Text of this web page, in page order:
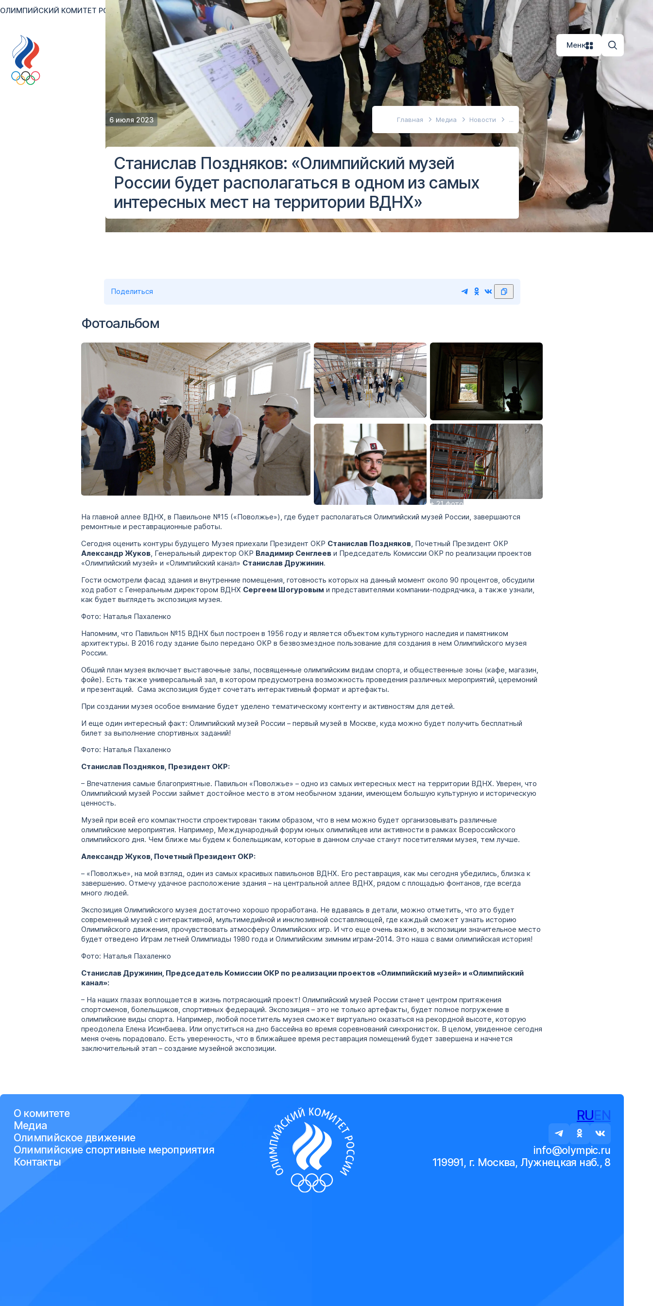
ОЛИМПИЙСКИЙ КОМИТЕТ РОССИИRU EN Версия для слабовидящих
Меню
6 июля 2023 Главная Медиа Новости
Станислав Поздняков: «Олимпийский музей
России будет располагаться в одном из самых
интересных мест на территории ВДНХ»
Поделиться
Фотоальбом
+ 21 фото
На главной аллее ВДНХ, в Павильоне №15 («Поволжье»), где будет располагаться Олимпийский музей России, завершаются
ремонтные и реставрационные работы.
Сегодня оценить контуры будущего Музея приехали Президент ОКР Станислав Поздняков, Почетный Президент ОКР
Александр Жуков, Генеральный директор ОКР Владимир Сенглеев и Председатель Комиссии ОКР по реализации проектов
«Олимпийский музей» и «Олимпийский канал» Станислав Дружинин.
Гости осмотрели фасад здания и внутренние помещения, готовность которых на данный момент около 90 процентов, обсудили
ход работ с Генеральным директором ВДНХ Сергеем Шогуровым и представителями компании-подрядчика, а также узнали,
как будет выглядеть экспозиция музея.
Фото: Наталья Пахаленко
Напомним, что Павильон №15 ВДНХ был построен в 1956 году и является объектом культурного наследия и памятником
архитектуры. В 2016 году здание было передано ОКР в безвозмездное пользование для создания в нем Олимпийского музея
России.
Общий план музея включает выставочные залы, посвященные олимпийским видам спорта, и общественные зоны (кафе, магазин,
фойе). Есть также универсальный зал, в котором предусмотрена возможность проведения различных мероприятий, церемоний
и презентаций. Сама экспозиция будет сочетать интерактивный формат и артефакты.
При создании музея особое внимание будет уделено тематическому контенту и активностям для детей.
И еще один интересный факт: Олимпийский музей России – первый музей в Москве, куда можно будет получить бесплатный
билет за выполнение спортивных заданий!
Фото: Наталья Пахаленко
Станислав Поздняков, Президент ОКР:
– Впечатления самые благоприятные. Павильон «Поволжье» – одно из самых интересных мест на территории ВДНХ. Уверен, что
Олимпийский музей России займет достойное место в этом необычном здании, имеющем большую культурную и историческую
ценность.
Музей при всей его компактности спроектирован таким образом, что в нем можно будет организовывать различные
олимпийские мероприятия. Например, Международный форум юных олимпийцев или активности в рамках Всероссийского
олимпийского дня. Чем ближе мы будем к болельщикам, которые в данном случае станут посетителями музея, тем лучше.
Александр Жуков, Почетный Президент ОКР:
– «Поволжье», на мой взгляд, один из самых красивых павильонов ВДНХ. Его реставрация, как мы сегодня убедились, близка к
завершению. Отмечу удачное расположение здания – на центральной аллее ВДНХ, рядом с площадью фонтанов, где всегда
много людей.
Экспозиция Олимпийского музея достаточно хорошо проработана. Не вдаваясь в детали, можно отметить, что это будет
современный музей с интерактивной, мультимедийной и инклюзивной составляющей, где каждый сможет узнать историю
Олимпийского движения, прочувствовать атмосферу Олимпийских игр. И что еще очень важно, в экспозиции значительное место
будет отведено Играм летней Олимпиады 1980 года и Олимпийским зимним играм-2014. Это наша с вами олимпийская история!
Фото: Наталья Пахаленко
Станислав Дружинин, Председатель Комиссии ОКР по реализации проектов «Олимпийский музей» и «Олимпийский
канал»:
– На наших глазах воплощается в жизнь потрясающий проект! Олимпийский музей России станет центром притяжения
спортсменов, болельщиков, спортивных федераций. Экспозиция – это не только артефакты, будет полное погружение в
олимпийские виды спорта. Например, любой посетитель музея сможет виртуально оказаться на рекордной высоте, которую
преодолела Елена Исинбаева. Или опуститься на дно бассейна во время соревнований синхронисток. В целом, увиденное сегодня
меня очень порадовало. Есть уверенность, что в ближайшее время реставрация помещений будет завершена и начнется
заключительный этап – создание музейной экспозиции.
О комитете
Медиа
Олимпийское движение
Олимпийские спортивные мероприятия
Контакты
RUEN
info@olympic.ru
119991, г. Москва, Лужнецкая наб., 8